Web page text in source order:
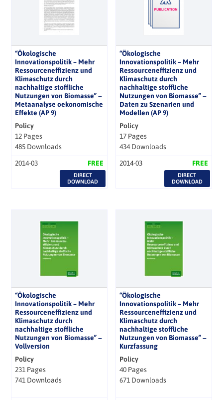
“Ökologische
Innovationspolitik – Mehr
Ressourceneffizienz und
Klimaschutz durch
nachhaltige stoffliche
Nutzungen von Biomasse” −
Metaanalyse oekonomische
Effekte (AP 9)
Policy
12 Pages
485 Downloads
2014-03 FREE
DIRECT
DOWNLOAD
“Ökologische
Innovationspolitik – Mehr
Ressourceneffizienz und
Klimaschutz durch
nachhaltige stoffliche
Nutzungen von Biomasse” −
Daten zu Szenarien und
Modellen (AP 9)
Policy
17 Pages
434 Downloads
2014-03 FREE
DIRECT
DOWNLOAD
“Ökologische
Innovationspolitik – Mehr
Ressourceneffizienz und
Klimaschutz durch
nachhaltige stoffliche
Nutzungen von Biomasse” −
Vollversion
Policy
231 Pages
741 Downloads
“Ökologische
Innovationspolitik – Mehr
Ressourceneffizienz und
Klimaschutz durch
nachhaltige stoffliche
Nutzungen von Biomasse” −
Kurzfassung
Policy
40 Pages
671 Downloads